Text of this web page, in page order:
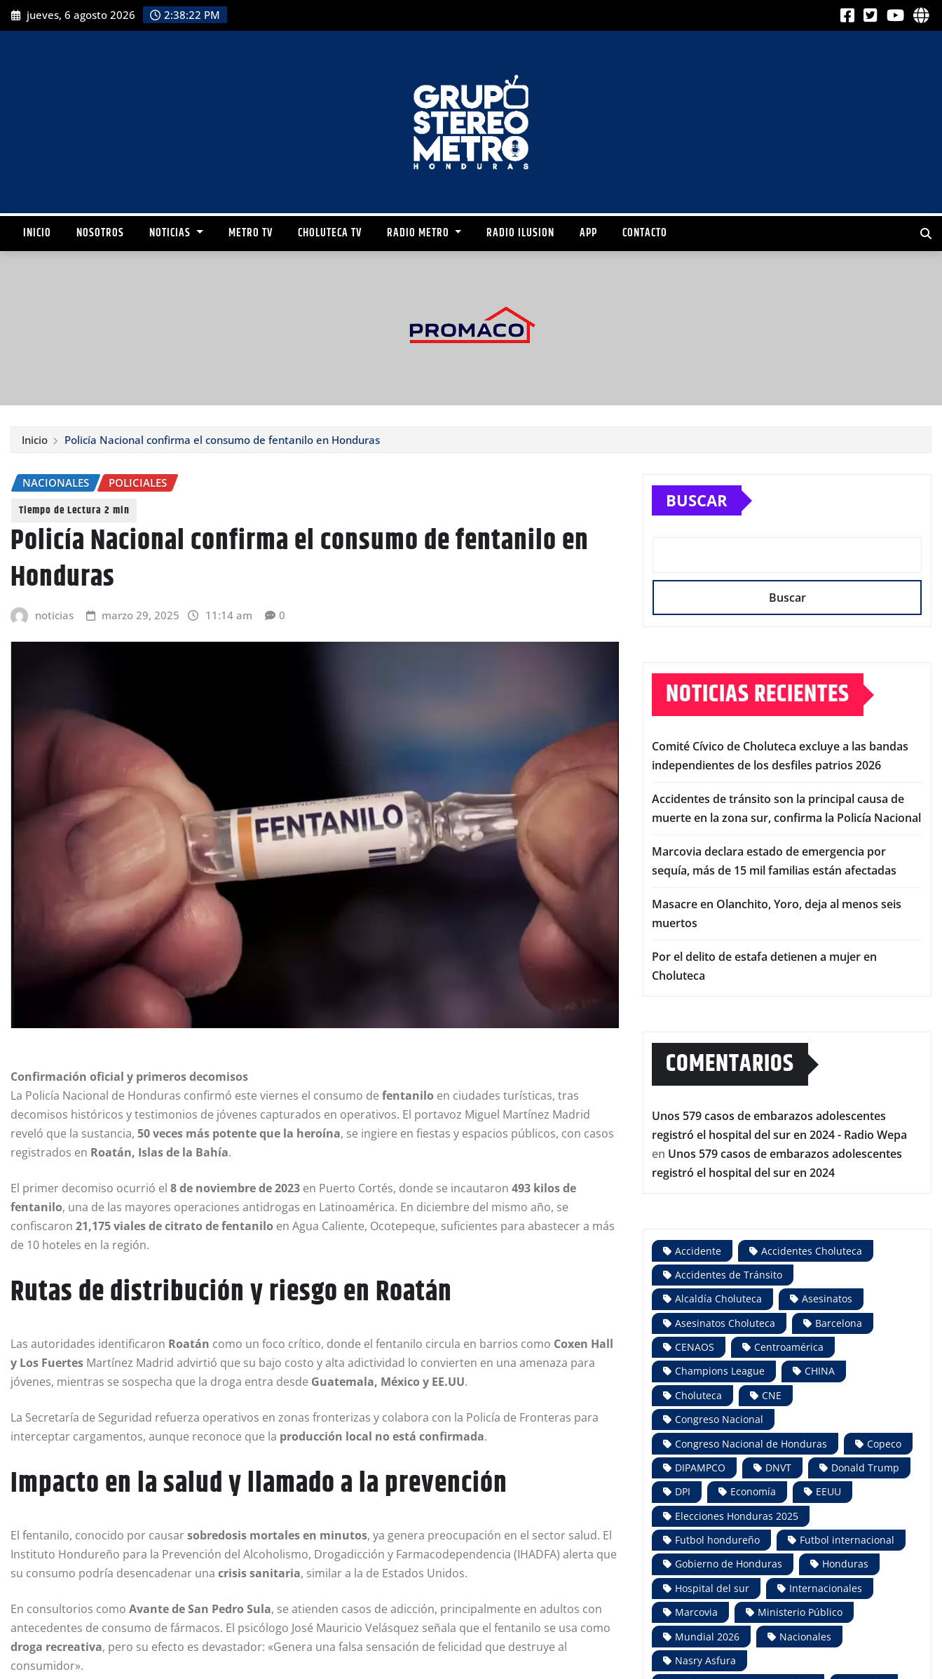
jueves, 6 agosto 2026 2:38:23 PM
INICIO NOSOTROS NOTICIAS METRO TV CHOLUTECA TV RADIO METRO RADIO ILUSION APP CONTACTO
Inicio Policía Nacional confirma el consumo de fentanilo en Honduras
NACIONALES POLICIALES
Policía Nacional confirma el consumo de fentanilo en
Honduras
noticias marzo 29, 2025 11:14 am 0
Confirmación oficial y primeros decomisos
La Policía Nacional de Honduras confirmó este viernes el consumo de fentanilo en ciudades turísticas, tras
decomisos históricos y testimonios de jóvenes capturados en operativos. El portavoz Miguel Martínez Madrid
reveló que la sustancia, 50 veces más potente que la heroína, se ingiere en fiestas y espacios públicos, con casos
registrados en Roatán, Islas de la Bahía.
El primer decomiso ocurrió el 8 de noviembre de 2023 en Puerto Cortés, donde se incautaron 493 kilos de
fentanilo, una de las mayores operaciones antidrogas en Latinoamérica. En diciembre del mismo año, se
confiscaron 21,175 viales de citrato de fentanilo en Agua Caliente, Ocotepeque, suficientes para abastecer a más
de 10 hoteles en la región.
Rutas de distribución y riesgo en Roatán
Las autoridades identificaron Roatán como un foco crítico, donde el fentanilo circula en barrios como Coxen Hall
y Los Fuertes Martínez Madrid advirtió que su bajo costo y alta adictividad lo convierten en una amenaza para
jóvenes, mientras se sospecha que la droga entra desde Guatemala, México y EE.UU.
La Secretaría de Seguridad refuerza operativos en zonas fronterizas y colabora con la Policía de Fronteras para
interceptar cargamentos, aunque reconoce que la producción local no está confirmada.
Impacto en la salud y llamado a la prevención
El fentanilo, conocido por causarsobredosis mortales en minutos, ya genera preocupación en el sector salud. El
Instituto Hondureño para la Prevención del Alcoholismo, Drogadicción y Farmacodependencia (IHADFA) alerta que
su consumo podría desencadenar una crisis sanitaria, similar a la de Estados Unidos.
En consultorios como Avante de San Pedro Sula, se atienden casos de adicción, principalmente en adultos con
antecedentes de consumo de fármacos. El psicólogo José Mauricio Velásquez señala que el fentanilo se usa como
droga recreativa, pero su efecto es devastador: «Genera una falsa sensación de felicidad que destruye al
consumidor».
BUSCAR
Buscar
NOTICIAS RECIENTES
Comité Cívico de Choluteca excluye a las bandas
independientes de los desfiles patrios 2026
Accidentes de tránsito son la principal causa de
muerte en la zona sur, confirma la Policía Nacional
Marcovia declara estado de emergencia por
sequía, más de 15 mil familias están afectadas
Masacre en Olanchito, Yoro, deja al menos seis
muertos
Por el delito de estafa detienen a mujer en
Choluteca
COMENTARIOS
Unos 579 casos de embarazos adolescentes
registró el hospital del sur en 2024 - Radio Wepa
en Unos 579 casos de embarazos adolescentes
registró el hospital del sur en 2024
Accidente
Accidentes Choluteca
Accidentes de Tránsito
Alcaldía Choluteca
Asesinatos
Asesinatos Choluteca
Barcelona
CENAOS
Centroamérica
Champions League
CHINA
Choluteca
CNE
Congreso Nacional
Congreso Nacional de Honduras
Copeco
DIPAMPCO
DNVT
Donald Trump
DPI
Economía
EEUU
Elecciones Honduras 2025
Futbol hondureño
Futbol internacional
Gobierno de Honduras
Honduras
Hospital del sur
Internacionales
Marcovia
Ministerio Público
Mundial 2026
Nacionales
Nasry Asfura